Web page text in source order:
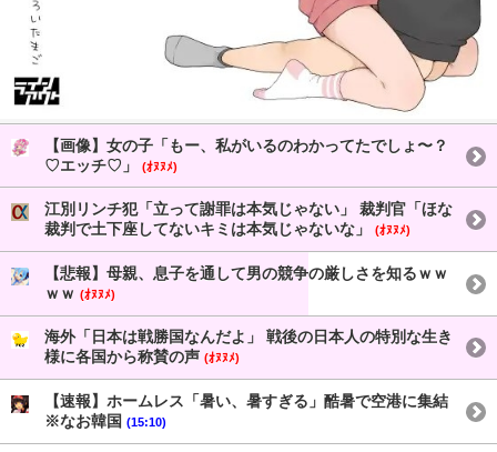
【画像】女の子「もー、私がいるのわかってたでしょ〜？
♡エッチ♡」
(ｵﾇﾇﾒ)
江別リンチ犯「立って謝罪は本気じゃない」 裁判官「ほな
裁判で土下座してないキミは本気じゃないな」
(ｵﾇﾇﾒ)
【悲報】母親、息子を通して男の競争の厳しさを知るｗｗ
ｗｗ (ｵﾇﾇﾒ)
海外「日本は戦勝国なんだよ」 戦後の日本人の特別な生き
様に各国から称賛の声 (ｵﾇﾇﾒ)
【速報】ホームレス「暑い、暑すぎる」酷暑で空港に集結
※なお韓国 (15:10)